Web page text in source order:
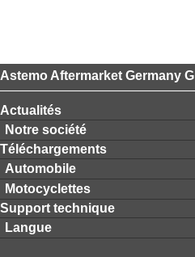
Astemo Aftermarket Germany
Actualités
Notre société
Téléchargements
Automobile
Motocyclettes
Support technique
Langue